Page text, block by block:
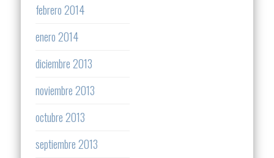
febrero 2014
enero 2014
diciembre 2013
noviembre 2013
octubre 2013
septiembre 2013